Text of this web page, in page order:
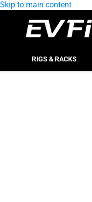
Skip to main content
RIGS & RACKS